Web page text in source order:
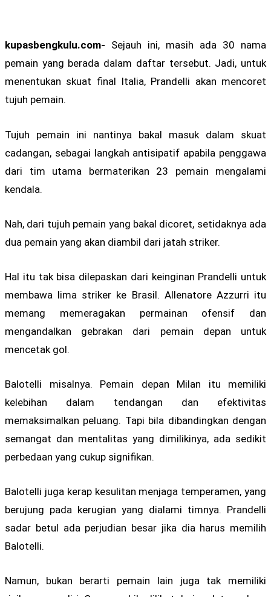
kupasbengkulu.com- Sejauh ini, masih ada 30 nama
pemain yang berada dalam daftar tersebut. Jadi, untuk
menentukan skuat final Italia, Prandelli akan mencoret
tujuh pemain.
Tujuh pemain ini nantinya bakal masuk dalam skuat
cadangan, sebagai langkah antisipatif apabila penggawa
dari tim utama bermaterikan 23 pemain mengalami
kendala.
Nah, dari tujuh pemain yang bakal dicoret, setidaknya ada
dua pemain yang akan diambil dari jatah striker.
Hal itu tak bisa dilepaskan dari keinginan Prandelli untuk
membawa lima striker ke Brasil. Allenatore Azzurri itu
memang memeragakan permainan ofensif dan
mengandalkan gebrakan dari pemain depan untuk
mencetak gol.
Balotelli misalnya. Pemain depan Milan itu memiliki
kelebihan dalam tendangan dan efektivitas
memaksimalkan peluang. Tapi bila dibandingkan dengan
semangat dan mentalitas yang dimilikinya, ada sedikit
perbedaan yang cukup signifikan.
Balotelli juga kerap kesulitan menjaga temperamen, yang
berujung pada kerugian yang dialami timnya. Prandelli
sadar betul ada perjudian besar jika dia harus memilih
Balotelli.
Namun, bukan berarti pemain lain juga tak memiliki